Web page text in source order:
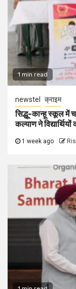
1 min read
newstel क्राइम
सिद्धू-कान्हू स्कूल में
कल्याण ने
1 week ago